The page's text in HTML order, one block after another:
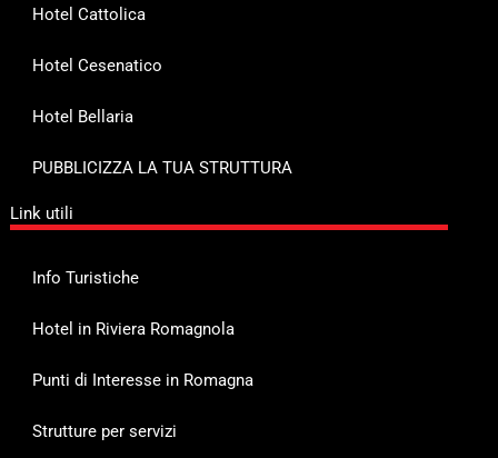
Hotel Cattolica
Hotel Cesenatico
Hotel Bellaria
PUBBLICIZZA LA TUA STRUTTURA
Link utili
Info Turistiche
Hotel in Riviera Romagnola
Punti di Interesse in Romagna
Strutture per servizi